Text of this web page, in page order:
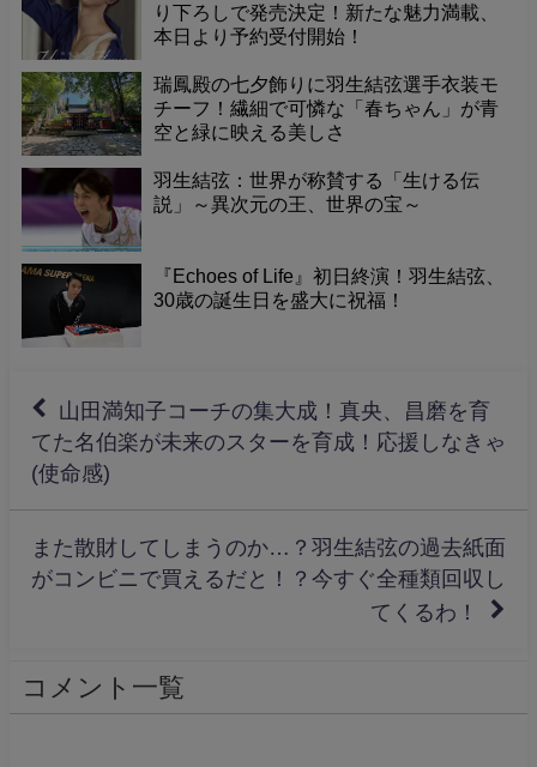
り下ろしで発売決定！新たな魅力満載、
本日より予約受付開始！
瑞鳳殿の七夕飾りに羽生結弦選手衣装モ
チーフ！繊細で可憐な「春ちゃん」が青
空と緑に映える美しさ
羽生結弦：世界が称賛する「生ける伝
説」～異次元の王、世界の宝～
『Echoes of Life』初日終演！羽生結弦、
30歳の誕生日を盛大に祝福！
山田満知子コーチの集大成！真央、昌磨を育
てた名伯楽が未来のスターを育成！応援しなきゃ
(使命感)
また散財してしまうのか…？羽生結弦の過去紙面
がコンビニで買えるだと！？今すぐ全種類回収し
てくるわ！
コメント一覧